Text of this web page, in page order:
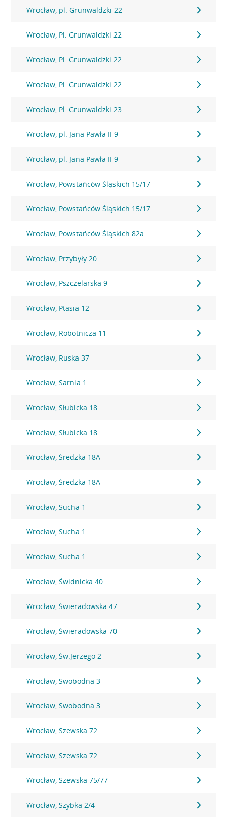
Wrocław, pl. Grunwaldzki 22
Wrocław, Pl. Grunwaldzki 22
Wrocław, Pl. Grunwaldzki 22
Wrocław, Pl. Grunwaldzki 22
Wrocław, Pl. Grunwaldzki 23
Wrocław, pl. Jana Pawła II 9
Wrocław, pl. Jana Pawła II 9
Wrocław, Powstańców Śląskich 15/17
Wrocław, Powstańców Śląskich 15/17
Wrocław, Powstańców Śląskich 82a
Wrocław, Przybyły 20
Wrocław, Pszczelarska 9
Wrocław, Ptasia 12
Wrocław, Robotnicza 11
Wrocław, Ruska 37
Wrocław, Sarnia 1
Wrocław, Słubicka 18
Wrocław, Słubicka 18
Wrocław, Średzka 18A
Wrocław, Średzka 18A
Wrocław, Sucha 1
Wrocław, Sucha 1
Wrocław, Sucha 1
Wrocław, Świdnicka 40
Wrocław, Świeradowska 47
Wrocław, Świeradowska 70
Wrocław, Św.Jerzego 2
Wrocław, Swobodna 3
Wrocław, Swobodna 3
Wrocław, Szewska 72
Wrocław, Szewska 72
Wrocław, Szewska 75/77
Wrocław, Szybka 2/4